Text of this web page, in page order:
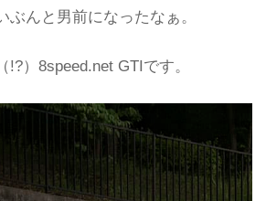
ぶんと男前になったなぁ。
!?）8speed.net GTIです。